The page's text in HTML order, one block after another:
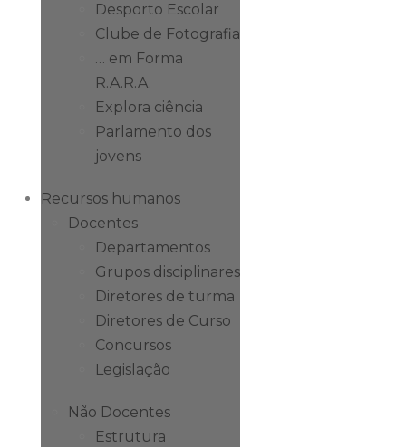
Desporto Escolar
Clube de Fotografia
… em Forma
R.A.R.A.
Explora ciência
Parlamento dos
jovens
Recursos humanos
Docentes
Departamentos
Grupos disciplinares
Diretores de turma
Diretores de Curso
Concursos
Legislação
Não Docentes
Estrutura